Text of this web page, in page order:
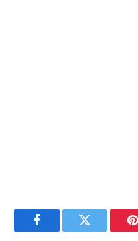
FacebookTwitter